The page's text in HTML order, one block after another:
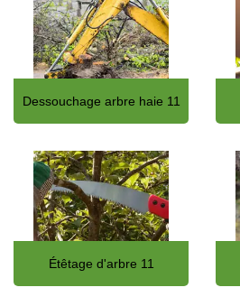
Dessouchage arbre haie 11
Étêtage d'arbre 11